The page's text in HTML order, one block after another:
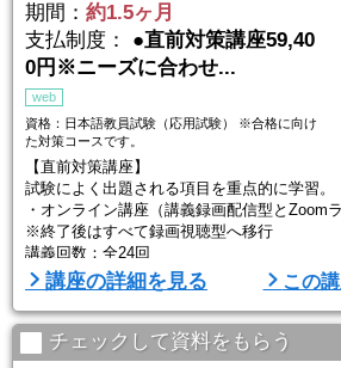
期間： 約1.5ヶ月
支払制度： ●直前対策講座59,40
0円※ニーズに合わせ...
web
資格：日本語教員試験（応用試験） ※合格に向け
た対策コースです。
【直前対策講座】
試験によく出題される項目を重点的に学習。
・オンライン講座（講義録画配信型とZoomラ
※終了後はすべて録画視聴型へ移行
講義回数：全24回
・講義録画17回（各回40～60分） ・・・
・オンライン・ライブ型7回（各回90分）・
（後日録画配信有）
その他 ：レジメ、演習問題付き、視聴期間2
受講形態：オンライン講座（ライブ型/後日
講座の詳細を見る この
チェックして資料をもらう